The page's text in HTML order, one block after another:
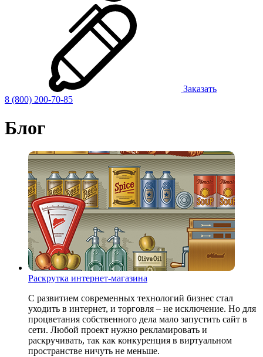
Заказать
8 (800) 200-70-85
Блог
Раскрутка интернет-магазина
С развитием современных технологий бизнес стал
уходить в интернет, и торговля – не исключение. Но для
процветания собственного дела мало запустить сайт в
сети. Любой проект нужно рекламировать и
раскручивать, так как конкуренция в виртуальном
пространстве ничуть не меньше.